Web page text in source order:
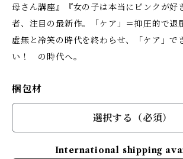
母さん講座』『女の子は本当にピンクが好
者、注目の最新作。「ケア」＝抑圧的で
虚無と冷笑の時代を終わらせ、「ケア」で
い！ の時代へ。
梱包材
選択する（必須）
International shipping